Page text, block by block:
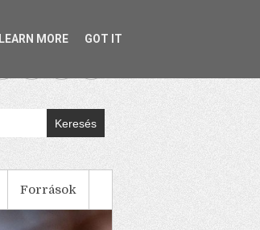
Keresés
Források
LEARN MORE GOT IT